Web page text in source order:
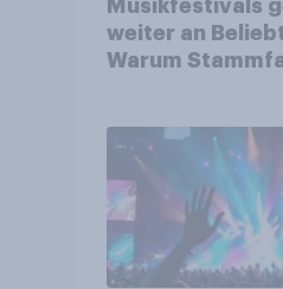
Musikfestivals
weiter an
Warum